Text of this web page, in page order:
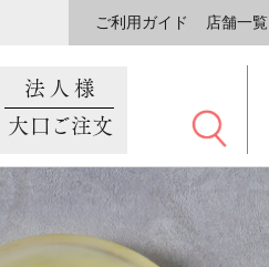
ご利用ガイド 店舗一覧
法人様
大口ご注文